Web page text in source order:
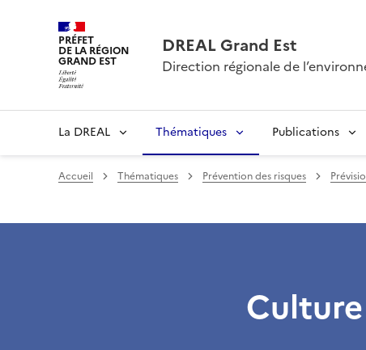
PRÉFET
DE LA RÉGION
GRAND EST
DREAL Grand Est
Direction régionale de
La DREAL Thématiques Publications
Accueil Thématiques Prévention des risques